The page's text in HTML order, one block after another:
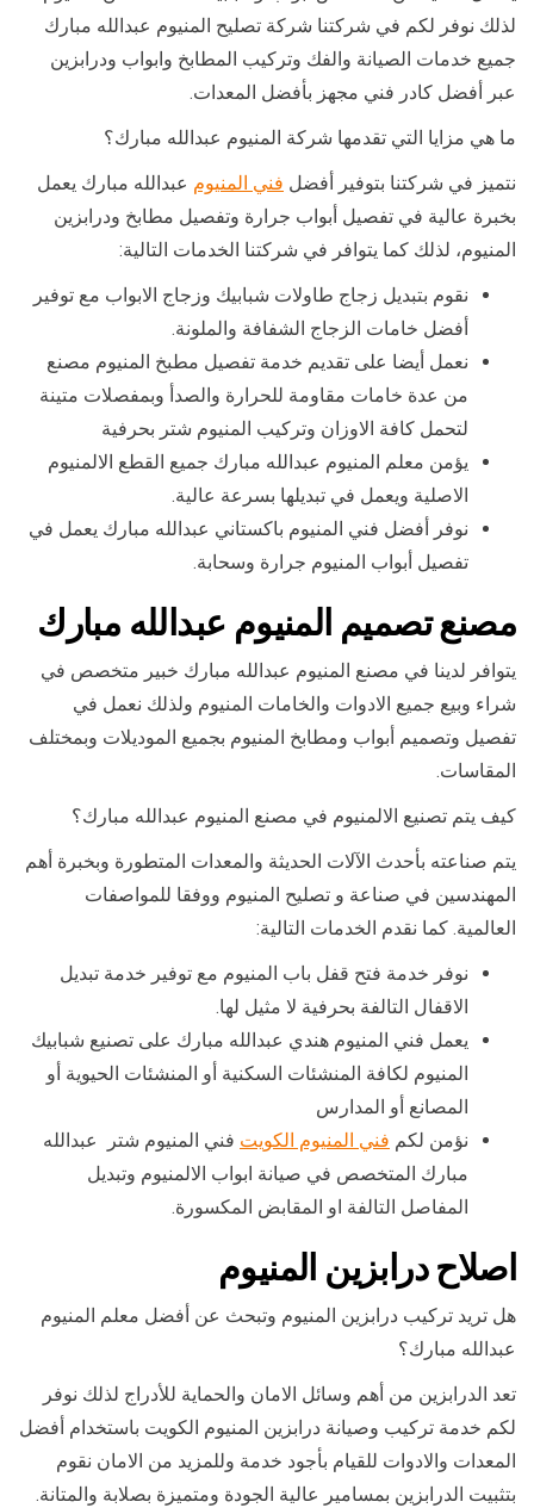
لذلك نوفر لكم في شركتنا شركة تصليح المنيوم عبدالله مبارك
جميع خدمات الصيانة والفك وتركيب المطابخ وابواب ودرابزين
عبر أفضل كادر فني مجهز بأفضل المعدات.
ما هي مزايا التي تقدمها شركة المنيوم عبدالله مبارك؟
نتميز في شركتنا بتوفير أفضل فني المنيوم عبدالله مبارك يعمل
بخبرة عالية في تفصيل أبواب جرارة وتفصيل مطابخ ودرابزين
المنيوم، لذلك كما يتوافر في شركتنا الخدمات التالية:
نقوم بتبديل زجاج طاولات شبابيك وزجاج الابواب مع توفير
أفضل خامات الزجاج الشفافة والملونة.
نعمل أيضا على تقديم خدمة تفصيل مطبخ المنيوم مصنع
من عدة خامات مقاومة للحرارة والصدأ وبمفصلات متينة
لتحمل كافة الاوزان وتركيب المنيوم شتر بحرفية
يؤمن معلم المنيوم عبدالله مبارك جميع القطع الالمنيوم
الاصلية ويعمل في تبديلها بسرعة عالية.
نوفر أفضل فني المنيوم باكستاني عبدالله مبارك يعمل في
تفصيل أبواب المنيوم جرارة وسحابة.
مصنع تصميم المنيوم عبدالله مبارك
يتوافر لدينا في مصنع المنيوم عبدالله مبارك خبير متخصص في
شراء وبيع جميع الادوات والخامات المنيوم ولذلك نعمل في
تفصيل وتصميم أبواب ومطابخ المنيوم بجميع الموديلات وبمختلف
المقاسات.
كيف يتم تصنيع الالمنيوم في مصنع المنيوم عبدالله مبارك؟
يتم صناعته بأحدث الآلات الحديثة والمعدات المتطورة وبخبرة أهم
المهندسين في صناعة و تصليح المنيوم ووفقا للمواصفات
العالمية. كما نقدم الخدمات التالية:
نوفر خدمة فتح قفل باب المنيوم مع توفير خدمة تبديل
الاقفال التالفة بحرفية لا مثيل لها.
يعمل فني المنيوم هندي عبدالله مبارك على تصنيع شبابيك
المنيوم لكافة المنشئات السكنية أو المنشئات الحيوية أو
المصانع أو المدارس
نؤمن لكم فني المنيوم الكويت فني المنيوم شتر عبدالله
مبارك المتخصص في صيانة ابواب الالمنيوم وتبديل
المفاصل التالفة او المقابض المكسورة.
اصلاح درابزين المنيوم
هل تريد تركيب درابزين المنيوم وتبحث عن أفضل معلم المنيوم
عبدالله مبارك؟
تعد الدرابزين من أهم وسائل الامان والحماية للأدراج لذلك نوفر
لكم خدمة تركيب وصيانة درابزين المنيوم الكويت باستخدام أفضل
المعدات والادوات للقيام بأجود خدمة وللمزيد من الامان نقوم
بتثبيت الدرابزين بمسامير عالية الجودة ومتميزة بصلابة والمتانة.